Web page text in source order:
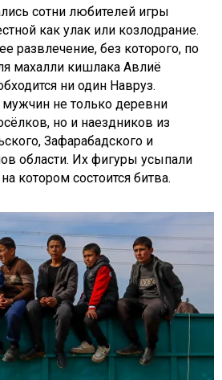
сотни любителей игры
как улак или козлодрание.
развлечение, без которого, по
махалли кишлака Авлиё
ни один Навруз.
мужчин не только деревни
но и наездников из
Зафарабадского и
области. Их фигуры усыпали
котором состоится битва.